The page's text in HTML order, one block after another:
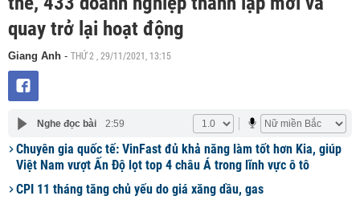
quay trở lại hoạt động
Giang Anh - THỨ 2 , 29/11/2021, 13:15
Nghe đọc bài 2:59
Chuyên gia quốc tế: VinFast đủ khả năng làm tốt hơn Kia, giúp
Việt Nam vượt Ấn Độ lọt top 4 châu Á trong lĩnh vực ô tô
CPI 11 tháng tăng chủ yếu do giá xăng dầu, gas